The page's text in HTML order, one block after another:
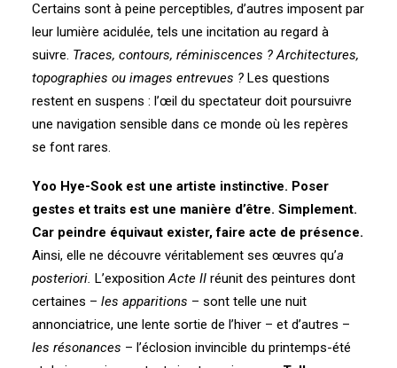
Certains sont à peine perceptibles, d’autres imposent par
leur lumière acidulée, tels une incitation au regard à
suivre. Traces, contours, réminiscences ? Architectures,
topographies ou images entrevues ? Les questions
restent en suspens : l’œil du spectateur doit poursuivre
une navigation sensible dans ce monde où les repères
se font rares.
Yoo Hye-Sook est une artiste instinctive. Poser
gestes et traits est une manière d’être. Simplement.
Car peindre équivaut exister, faire acte de présence.
Ainsi, elle ne découvre véritablement ses œuvres qu’a
posteriori. L’expositionActe II réunit des peintures dont
certaines – les apparitions – sont telle une nuit
annonciatrice, une lente sortie de l’hiver – et d’autres –
les résonances – l’éclosion invincible du printemps-été